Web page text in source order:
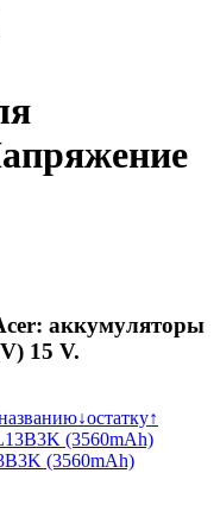
аккумуляторы
15 V.
↓остатку↑
(3560mAh)